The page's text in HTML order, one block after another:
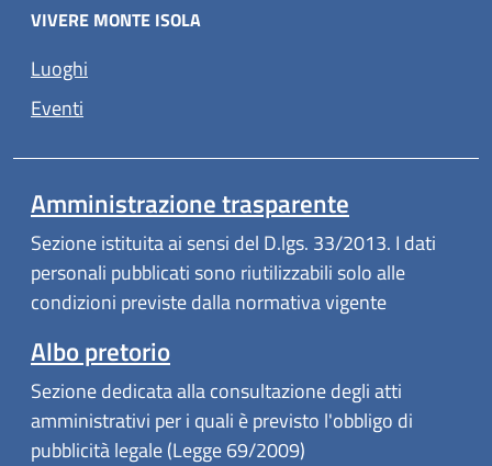
VIVERE MONTE ISOLA
Luoghi
Eventi
Amministrazione trasparente
Sezione istituita ai sensi del D.lgs. 33/2013. I dati
personali pubblicati sono riutilizzabili solo alle
condizioni previste dalla normativa vigente
Albo pretorio
Sezione dedicata alla consultazione degli atti
amministrativi per i quali è previsto l'obbligo di
pubblicità legale (Legge 69/2009)